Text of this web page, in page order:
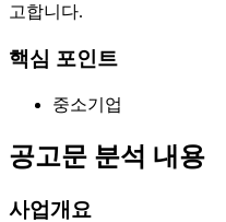
고합니다.
핵심 포인트
중소기업
공고문 분석 내용
사업개요